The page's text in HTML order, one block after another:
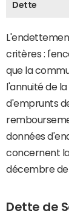
Dette
critères :
que la
l'annuité de
d'emprunts
données
concernent la
décembre de
Dette de